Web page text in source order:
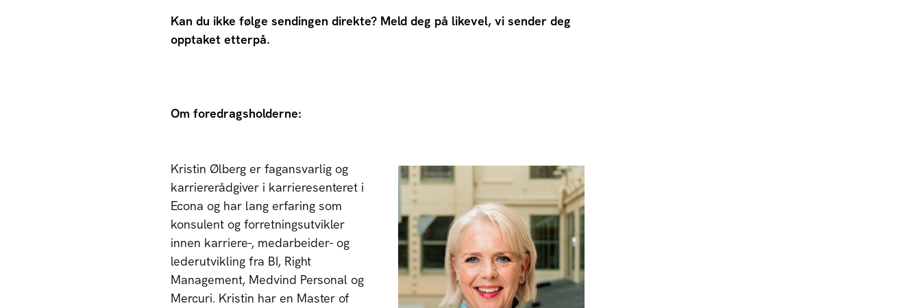
Kan du ikke følge sendingen direkte? Meld deg på likevel, vi sender deg
opptaket etterpå.
Om foredragsholderne:
Kristin Ølberg er fagansvarlig og
karriererådgiver i karrieresenteret i
Econa og har lang erfaring som
konsulent og forretningsutvikler
innen karriere-, medarbeider- og
lederutvikling fra BI, Right
Management, Medvind Personal og
Mercuri. Kristin har en Master of